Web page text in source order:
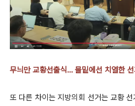
무늬만 교황선출식... 물밑에선 치열한
또 다른 차이는 지방의회 선거는 교황